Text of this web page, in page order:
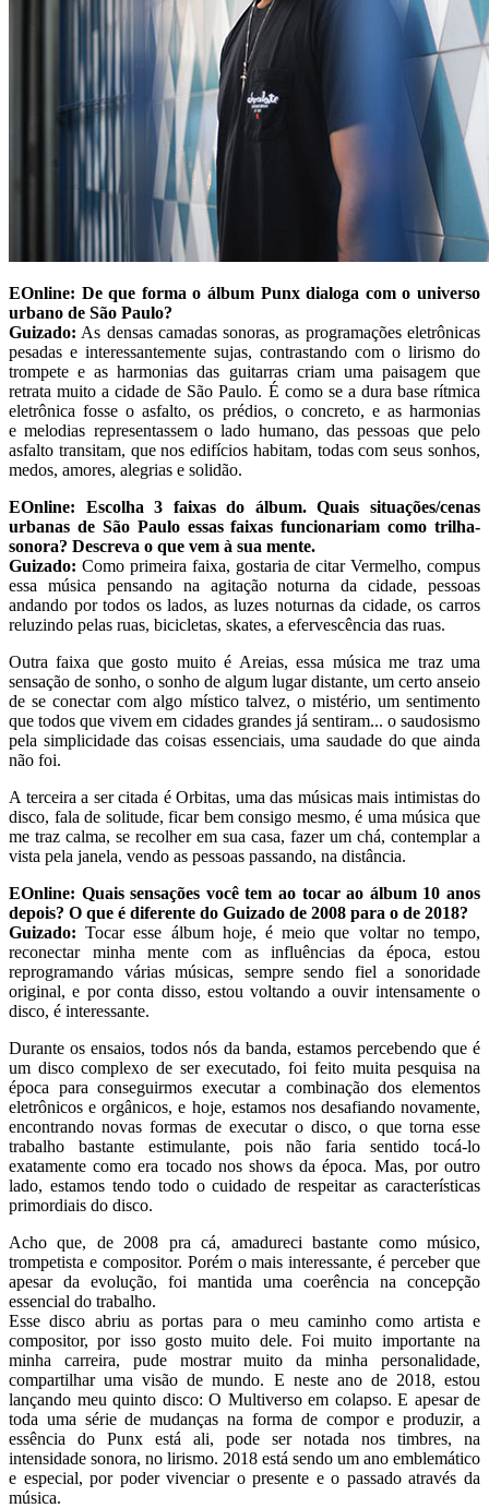
EOnline: De que forma o álbum Punx dialoga com o universo
urbano de São Paulo?
Guizado: As densas camadas sonoras, as programações eletrônicas
pesadas e interessantemente sujas, contrastando com o lirismo do
trompete e as harmonias das guitarras criam uma paisagem que
retrata muito a cidade de São Paulo. É como se a dura base rítmica
eletrônica fosse o asfalto, os prédios, o concreto, e as harmonias
e melodias representassem o lado humano, das pessoas que pelo
asfalto transitam, que nos edifícios habitam, todas com seus sonhos,
medos, amores, alegrias e solidão.
EOnline: Escolha 3 faixas do álbum. Quais situações/cenas
urbanas de São Paulo essas faixas funcionariam como trilha-
sonora? Descreva o que vem à sua mente.
Guizado: Como primeira faixa, gostaria de citar Vermelho, compus
essa música pensando na agitação noturna da cidade, pessoas
andando por todos os lados, as luzes noturnas da cidade, os carros
reluzindo pelas ruas, bicicletas, skates, a efervescência das ruas.
Outra faixa que gosto muito é Areias, essa música me traz uma
sensação de sonho, o sonho de algum lugar distante, um certo anseio
de se conectar com algo místico talvez, o mistério, um sentimento
que todos que vivem em cidades grandes já sentiram... o saudosismo
pela simplicidade das coisas essenciais, uma saudade do que ainda
não foi.
A terceira a ser citada é Orbitas, uma das músicas mais intimistas do
disco, fala de solitude, ficar bem consigo mesmo, é uma música que
me traz calma, se recolher em sua casa, fazer um chá, contemplar a
vista pela janela, vendo as pessoas passando, na distância.
EOnline: Quais sensações você tem ao tocar ao álbum 10 anos
depois? O que é diferente do Guizado de 2008 para o de 2018?
Guizado: Tocar esse álbum hoje, é meio que voltar no tempo,
reconectar minha mente com as influências da época, estou
reprogramando várias músicas, sempre sendo fiel a sonoridade
original, e por conta disso, estou voltando a ouvir intensamente o
disco, é interessante.
Durante os ensaios, todos nós da banda, estamos percebendo que é
um disco complexo de ser executado, foi feito muita pesquisa na
época para conseguirmos executar a combinação dos elementos
eletrônicos e orgânicos, e hoje, estamos nos desafiando novamente,
encontrando novas formas de executar o disco, o que torna esse
trabalho bastante estimulante, pois não faria sentido tocá-lo
exatamente como era tocado nos shows da época. Mas, por outro
lado, estamos tendo todo o cuidado de respeitar as características
primordiais do disco.
Acho que, de 2008 pra cá, amadureci bastante como músico,
trompetista e compositor. Porém o mais interessante, é perceber que
apesar da evolução, foi mantida uma coerência na concepção
essencial do trabalho.
Esse disco abriu as portas para o meu caminho como artista e
compositor, por isso gosto muito dele. Foi muito importante na
minha carreira, pude mostrar muito da minha personalidade,
compartilhar uma visão de mundo. E neste ano de 2018, estou
lançando meu quinto disco: O Multiverso em colapso. E apesar de
toda uma série de mudanças na forma de compor e produzir, a
essência do Punx está ali, pode ser notada nos timbres, na
intensidade sonora, no lirismo. 2018 está sendo um ano emblemático
e especial, por poder vivenciar o presente e o passado através da
música.